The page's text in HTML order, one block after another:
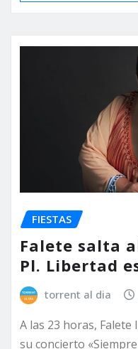
FIESTAS
Falete salta
Pl. Libertad
torrent al dia
A las 23 horas,
su concierto «Siempre